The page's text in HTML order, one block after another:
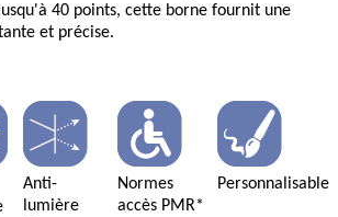
40 points, cette borne fournit une
et précise.
Anti-
lumière
Normes
accès PMR*
Personnalisable